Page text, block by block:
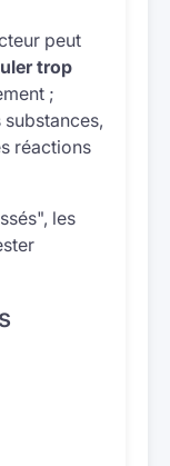
peut
trop
;
réactions
les